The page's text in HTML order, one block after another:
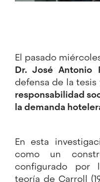
El pasado
Dr. José Antonio
defensa de la
responsabilidad
la demanda
En esta
como un
configurado por
teoría de Carroll